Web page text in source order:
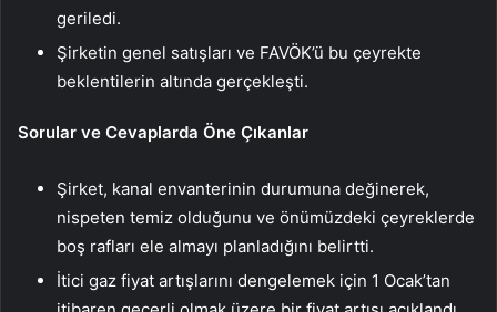
geriledi.
Şirketin genel satışları ve FAVÖK’ü bu çeyrekte
beklentilerin altında gerçekleşti.
Sorular ve Cevaplarda Öne Çıkanlar
Şirket, kanal envanterinin durumuna değinerek,
nispeten temiz olduğunu ve önümüzdeki çeyreklerde
boş rafları ele almayı planladığını belirtti.
İtici gaz fiyat artışlarını dengelemek için 1 Ocak’tan